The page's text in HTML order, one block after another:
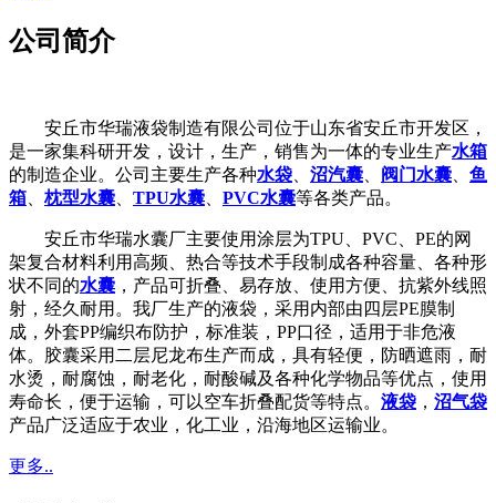
公司简介
安丘市华瑞液袋制造有限公司位于山东省安丘市开发区，
是一家集科研开发，设计，生产，销售为一体的专业生产水箱
的制造企业。公司主要生产各种水袋、 沼汽囊、 阀门水囊、 鱼
箱、 枕型水囊、 TPU水囊、 PVC水囊等各类产品。
安丘市华瑞水囊厂主要使用涂层为TPU、PVC、PE的网
架复合材料利用高频、热合等技术手段制成各种容量、各种形
状不同的水囊 ，产品可折叠、易存放、使用方便、抗紫外线照
射，经久耐用。我厂生产的液袋，采用内部由四层PE膜制
成，外套PP编织布防护，标准装，PP口径，适用于非危液
体。胶囊采用二层尼龙布生产而成，具有轻便，防晒遮雨，耐
水烫，耐腐蚀，耐老化，耐酸碱及各种化学物品等优点，使用
寿命长，便于运输，可以空车折叠配货等特点。 液袋 ， 沼气袋
产品广泛适应于农业，化工业，沿海地区运输业。
更多..